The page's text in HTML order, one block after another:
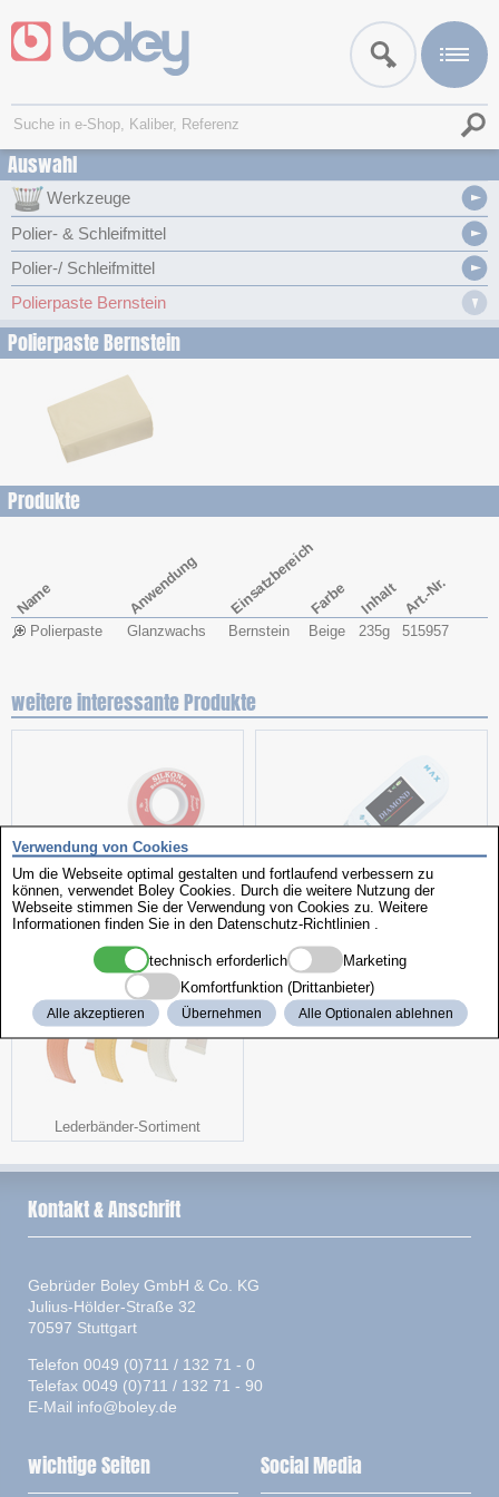
Auswahl
Werkzeuge
Polier- & Schleifmittel
Polier-/ Schleifmittel
Polierpaste Bernstein
Polierpaste Bernstein
Produkte
Name Anwendung EinsatzbereichFarbe Inhalt Art.-Nr.
Polierpaste Glanzwachs Bernstein Beige 235g 515957
weitere interessante Produkte
Hightech Seide Kombiprüfgerät
Lederbänder-Sortiment
Verwendung von Cookies
Um die Webseite optimal gestalten und fortlaufend verbessern zu
können, verwendet Boley Cookies. Durch die weitere Nutzung der
Webseite stimmen Sie der Verwendung von Cookies zu. Weitere
Informationen finden Sie in den Datenschutz-Richtlinien
technisch erforderlich
Marketing
Komfortfunktion (Drittanbieter)
Alle akzeptieren Übernehmen Alle Optionalen ablehnen
Kontakt & Anschrift
Gebrüder Boley GmbH & Co. KG
Julius-Hölder-Straße 32
70597 Stuttgart
Telefon 0049 (0)711 / 132 71 - 0
Telefax 0049 (0)711 / 132 71 - 90
E-Mail info@boley.de
wichtige Seiten Social Media